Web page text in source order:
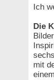
Ich
Die
mit